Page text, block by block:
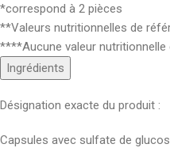
*correspond à 2 pièces
**Valeurs nutritionnelles de
****Aucune valeur nutritionnelle
Ingrédients
Désignation exacte du produit :
Capsules avec sulfate de